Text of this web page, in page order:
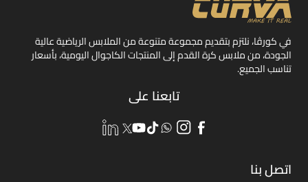
في كورڤا، نلتزم بتقديم مجموعة متنوعة من الملابس الرياضية عالية
الجودة، من ملابس كرة القدم إلى المنتجات الكاجوال اليومية، بأسعار
تناسب الجميع.
تابعنا على
اتصل بنا